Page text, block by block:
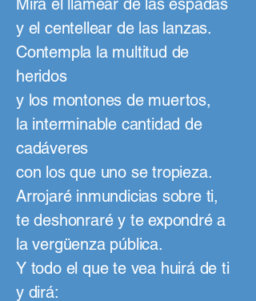
Mira el llamear de las espadas
y el centellear de las lanzas.
Contempla la multitud de
heridos
y los montones de muertos,
la interminable cantidad de
cadáveres
con los que uno se tropieza.
Arrojaré inmundicias sobre ti,
te deshonraré y te expondré a
la vergüenza pública.
Y todo el que te vea huirá de ti
y dirá: